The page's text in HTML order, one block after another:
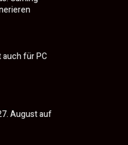
auch für PC
August auf